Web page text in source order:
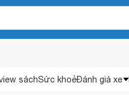
sáchSức khoẻĐánh giá xe